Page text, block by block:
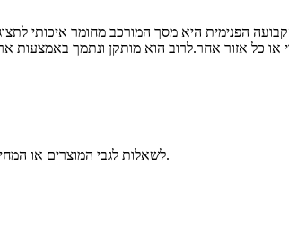
לשאלות לגבי המוצרים או המחירון שלנו, אנא השאירו לנו את האימייל שלכם ואנו ניצור אתכם קשר תוך 24 שעות.